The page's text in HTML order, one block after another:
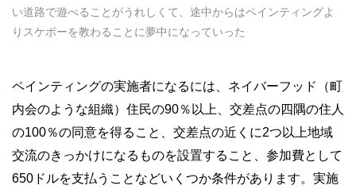
い道路で遊べることがうれしくて、途中からはペインティングよ
りスケボーを教わることに夢中になっていった
ペインティングの実施者になるには、ネイバーフッド（町
内会のような組織）住民の90％以上、交差点の四隅の住人
の100％の同意を得ること、交差点の近くに2つ以上地域
交流のきっかけになるものを設置すること、参加費として
650 ドルを支払うことなどいくつか条件があります。実施